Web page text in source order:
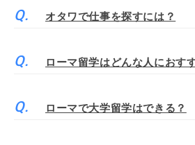
オタワで仕事を探すには？
ローマ留学はどんな人におす
ローマで大学留学はできる？